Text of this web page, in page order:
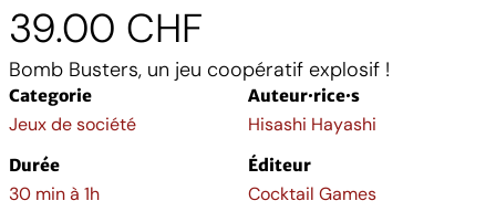
39.00 CHF
Bomb Busters, un jeu coopératif explosif !
Categorie
Jeux de société
Auteur·rice·s
Hisashi Hayashi
Durée
30 min à 1h
Éditeur
Cocktail Games